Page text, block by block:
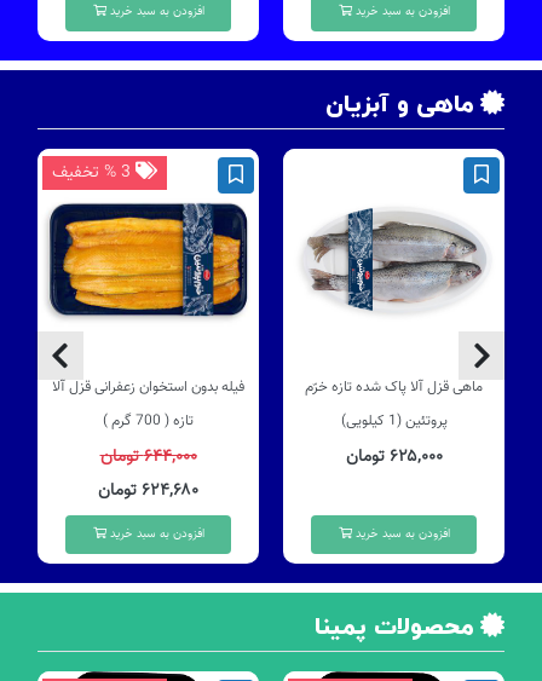
افزودن به سبد خرید افزودن به سبد خرید
ماهی و آبزیان
ماهی قزل آلا پاک شده تازه خرّم
پروتئین (1 کیلویی)
۶۲۵,۰۰۰ تومان
افزودن به سبد خرید
فیله بدون استخوان زعفرانی قزل آلا
تازه ( 700 گرم )
۶۴۴,۰۰۰ تومان
۶۲۴,۶۸۰ تومان
افزودن به سبد خرید
محصولات پمینا